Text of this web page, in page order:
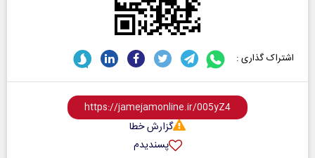
اشتراک گذاری :
گزارش خطا
پسندیدم